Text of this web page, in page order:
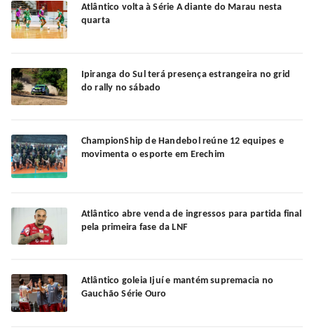
Atlântico volta à Série A diante do Marau nesta
quarta
Ipiranga do Sul terá presença estrangeira no grid
do rally no sábado
ChampionShip de Handebol reúne 12 equipes e
movimenta o esporte em Erechim
Atlântico abre venda de ingressos para partida final
pela primeira fase da LNF
Atlântico goleia Ijuí e mantém supremacia no
Gauchão Série Ouro